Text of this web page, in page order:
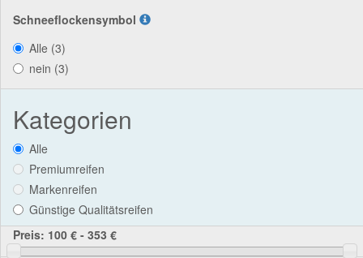
Schneeflockensymbol
Alle (3)
nein (3)
Kategorien
Alle
Premiumreifen
Markenreifen
Günstige Qualitätsreifen
Preis: 100 € - 353 €